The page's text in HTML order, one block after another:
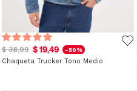
$ 38,99 $ 19,49 -50%
Chaqueta Trucker Tono Medio